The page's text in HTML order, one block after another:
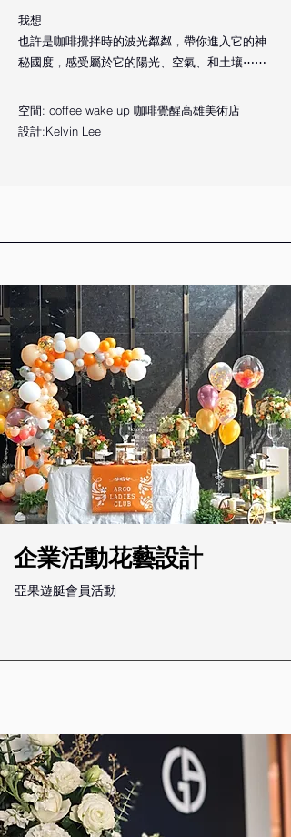
我想
也許是咖啡攪拌時的波光粼粼，帶你進入它的神
秘國度，感受屬於它的陽光、空氣、和土壤⋯⋯
空間: coffee wake up 咖啡覺醒高雄美術店
設計:Kelvin Lee​
企業活動花藝設計
​亞果遊艇會員活動​